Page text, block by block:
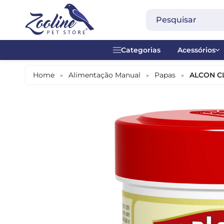
Categorias
Acessórios
Alimentação Manual
Bebedouros
Comedouros
Acessórios
Acrílico
Anel
Madeira
Metal
Home > Alimentação Manual > Papas > ALCON